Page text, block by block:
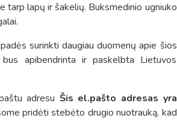
lapų ir šakelių. Buksmedinio ugniuko
surinkti daugiau duomenų apie šios
apibendrinta ir paskelbta Lietuvos
adresu Šis el.pašto adresas yra
pridėti stebėto drugio nuotrauką, kad